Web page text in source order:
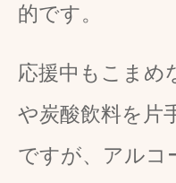
的です。
応援中もこまめ
や炭酸飲料を片
ですが、アルコ